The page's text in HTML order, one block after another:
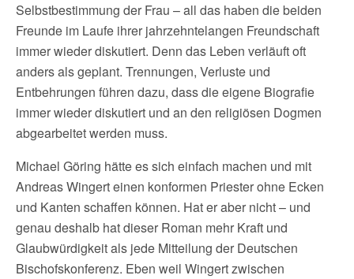
Selbstbestimmung der Frau – all das haben die beiden
Freunde im Laufe ihrer jahrzehntelangen Freundschaft
immer wieder diskutiert. Denn das Leben verläuft oft
anders als geplant. Trennungen, Verluste und
Entbehrungen führen dazu, dass die eigene Biografie
immer wieder diskutiert und an den religiösen Dogmen
abgearbeitet werden muss.
Michael Göring hätte es sich einfach machen und mit
Andreas Wingert einen konformen Priester ohne Ecken
und Kanten schaffen können. Hat er aber nicht – und
genau deshalb hat dieser Roman mehr Kraft und
Glaubwürdigkeit als jede Mitteilung der Deutschen
Bischofskonferenz. Eben weil Wingert zwischen